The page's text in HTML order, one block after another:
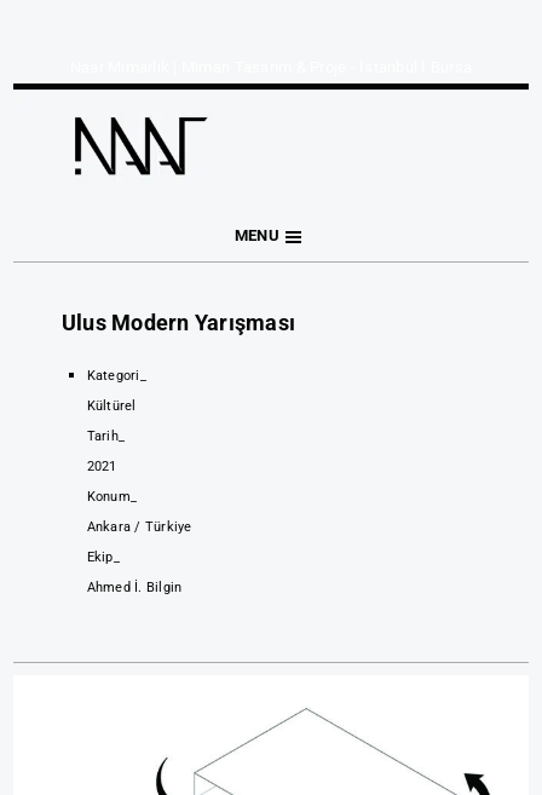
MENU
Ulus Modern Yarışması
Kategori_
Kültürel
Tarih_
2021
Konum_
Ankara / Türkiye
Ekip_
Ahmed İ. Bilgin